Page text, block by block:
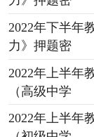
2022年下半年
力》押题密
2022年上半年
（高级中学
2022年上半年